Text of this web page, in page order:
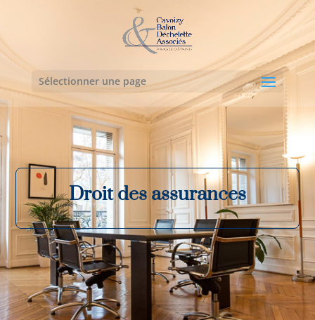
Sélectionner une page
Droit des assurances